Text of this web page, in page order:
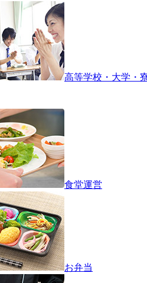
高等学校・大学・
食堂運営
お弁当